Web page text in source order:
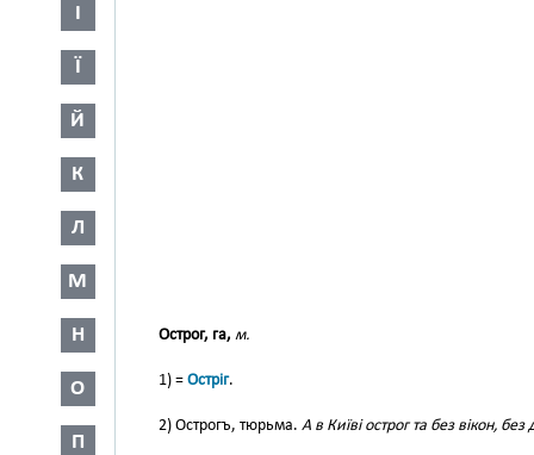
І
Ї
Й
К
Л
М
Н
О
П
Острог, га, м.
1) = Остріг.
2) Острогъ, тюрьма. А в Київі острог та без вікон,